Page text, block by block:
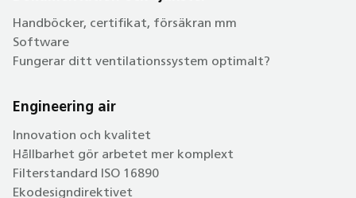
Handböcker, certifikat, försäkran mm
Software
Fungerar ditt ventilationssystem optimalt?
Engineering air
Innovation och kvalitet
Hållbarhet gör arbetet mer komplext
Filterstandard ISO 16890
Ekodesigndirektivet